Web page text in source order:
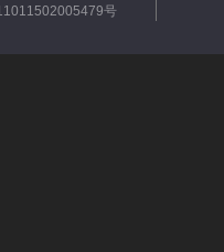
号